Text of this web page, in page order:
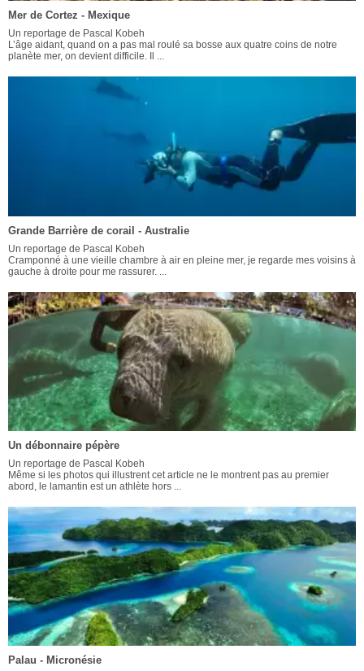
Mer de Cortez - Mexique
Un reportage de Pascal Kobeh
L’âge aidant, quand on a pas mal roulé sa bosse aux quatre coins de notre
planète mer, on devient difficile. Il ...
Grande Barrière de corail - Australie
Un reportage de Pascal Kobeh
Cramponné à une vieille chambre à air en pleine mer, je regarde mes voisins à
gauche à droite pour me rassurer. ...
Un débonnaire pépère
Un reportage de Pascal Kobeh
Même si les photos qui illustrent cet article ne le montrent pas au premier
abord, le lamantin est un athlète hors ...
Palau - Micronésie